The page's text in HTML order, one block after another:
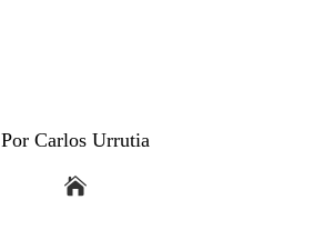
Por Carlos Urrutia